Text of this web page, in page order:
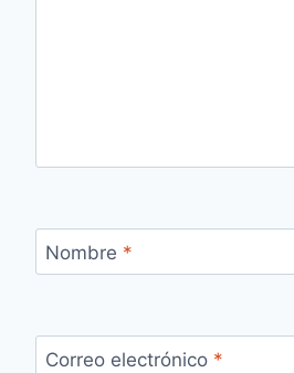
Nombre *
Correo electrónico *